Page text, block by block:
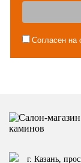
Согласен на
г. Казань,